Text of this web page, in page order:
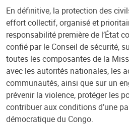
En définitive, la protection des
effort collectif, organisé et
responsabilité première de l’État
confié par le Conseil de sécurité,
toutes les composantes de la
avec les autorités nationales, les
communautés, ainsi que sur un
prévenir la violence, protéger les
contribuer aux conditions d’une
démocratique du Congo.